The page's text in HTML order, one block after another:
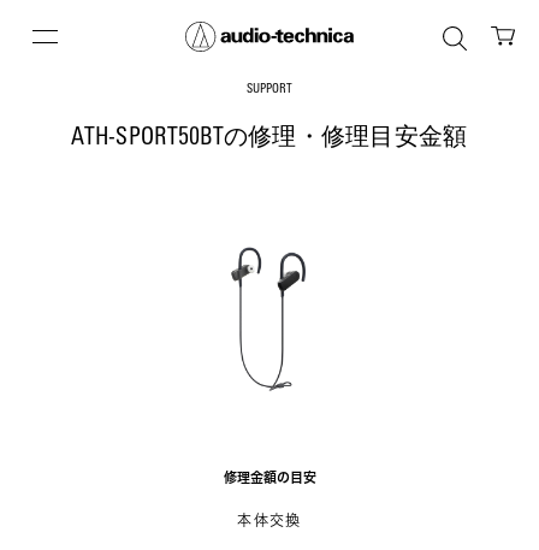
SUPPORT
ATH-SPORT50BTの修理・修理目安金額
修理金額の目安
本体交換